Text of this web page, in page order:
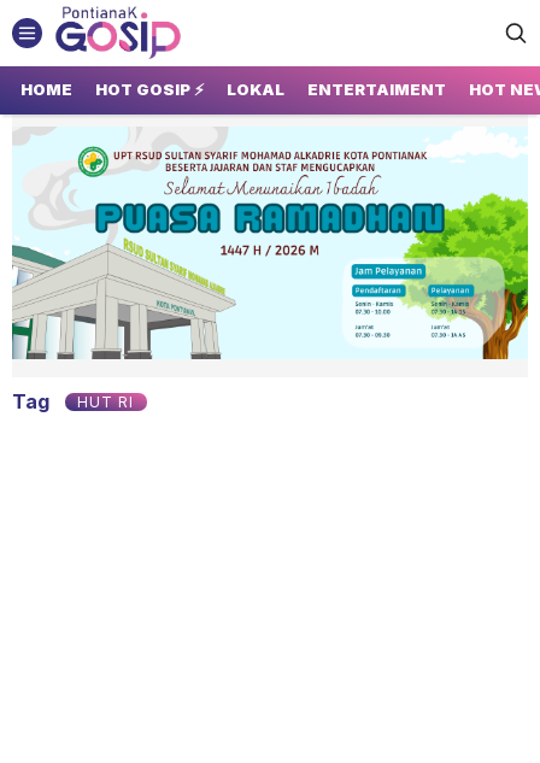
GOSIP PONTIANAK
Tempatnya Gosip Terupdate Pontianak
HOME HOT GOSIP ⚡ LOKAL ENTERTAIMENT HOT
Tag HUT RI